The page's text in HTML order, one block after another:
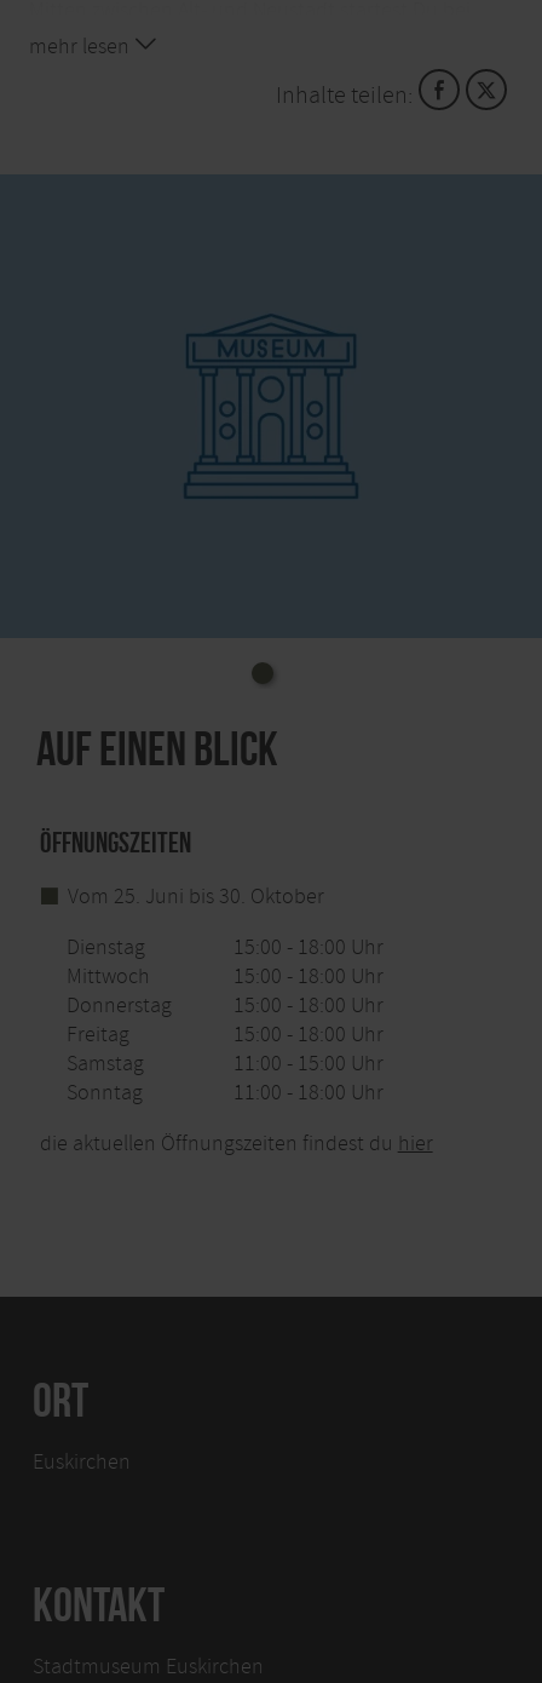
einem Stadtmodell, das Euskirchen vor der
Industrialisierung zeigt. Die Dauerausstellung nimmt
Dich mit von der Römerzeit bis in die Gegenwart und
zeigt die Entwicklungen der Stadt und ihrer Ortsteile.
Beim Gang durch das Museum tauchst Du tief in die
Geschichte und Gegenwart Euskirchens ein.
Regelmäßig erwarten Dich außerdem
Sonderausstellungen zu Kunst, Kultur und Heimat –
ein Ort, an dem Geschichte lebendig wird.
mehr lesen
Inhalte teilen:
Auf einen Blick
Öffnungszeiten
Vom 25. Juni bis 30. Oktober
Dienstag
15:00 - 18:00 Uhr
Mittwoch
15:00 - 18:00 Uhr
Donnerstag
15:00 - 18:00 Uhr
Freitag
15:00 - 18:00 Uhr
Samstag
11:00 - 15:00 Uhr
Sonntag
11:00 - 18:00 Uhr
die aktuellen Öffnungszeiten findest du hier
ORT
Euskirchen
KONTAKT
Stadtmuseum Euskirchen